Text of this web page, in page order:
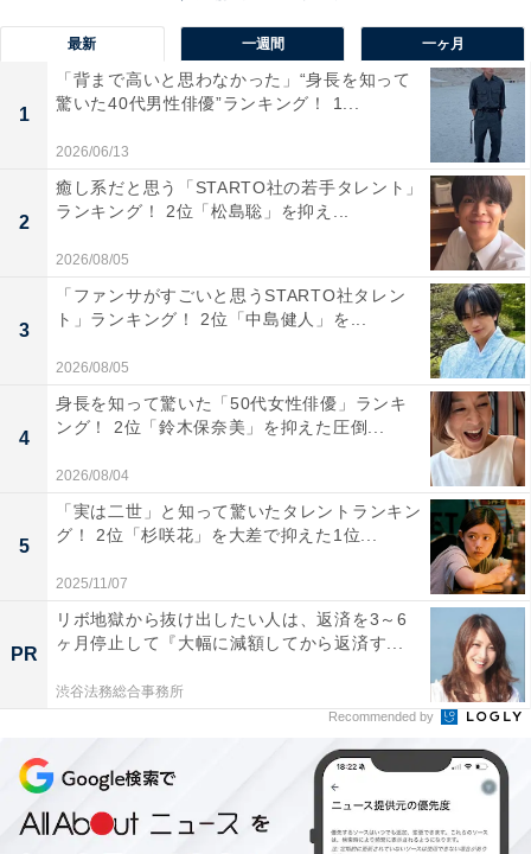
演技力も高いが歌唱力も抜群」（60代男性／神奈川県）
などの意見が寄せられました。
1位：松たか子
1位は松たか子さんでした。歌舞伎俳優の9代目・松本幸
四郎さんの子どもとして生まれ、10代から舞台で活躍。
最新 一週間 一ヶ月
1
「背まで高いと思わなかった」“身長を知って
驚いた40代男性俳優”ランキング！ 1...
2026/06/13
2
癒し系だと思う「STARTO社の若手タレント」
ランキング！ 2位「松島聡」を抑え...
2026/08/05
3
「ファンサがすごいと思うSTARTO社タレン
ト」ランキング！ 2位「中島健人」を...
2026/08/05
4
身長を知って驚いた「50代女性俳優」ランキ
ング！ 2位「鈴木保奈美」を抑えた圧倒...
2026/08/04
5
「実は二世」と知って驚いたタレントランキン
グ！ 2位「杉咲花」を大差で抑えた1位...
2025/11/07
PR
リボ地獄から抜け出したい人は、返済を3～6
ヶ月停止して『大幅に減額してから返済す...
渋谷法務総合事務所
Recommended by